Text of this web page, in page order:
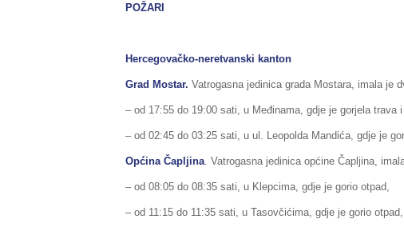
POŽARI
Hercegovačko-neretvanski kanton
Grad Mostar. Vatrogasna jedinica grada Mostara, imala je
– od 17:55 do 19:00 sati, u Međinama, gdje je gorjela trava
– od 02:45 do 03:25 sati, u ul. Leopolda Mandića, gdje je
Općina Čapljina . Vatrogasna jedinica općine Čapljina,
– od 08:05 do 08:35 sati, u Klepcima, gdje je gorio otpad,
– od 11:15 do 11:35 sati, u Tasovčićima, gdje je gorio